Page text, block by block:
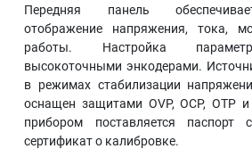
Передняя панель
отображение напряжения, тока,
работы. Настройка
высокоточными энкодерами.
в режимах стабилизации
оснащен защитами OVP, OCP, OTP
прибором поставляется
сертификат о калибровке.